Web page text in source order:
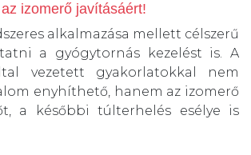
izomerő javításáért!
alkalmazása mellett célszerű
a gyógytornás kezelést is. A
vezetett gyakorlatokkal nem
enyhíthető, hanem az izomerő
a későbbi túlterhelés esélye is